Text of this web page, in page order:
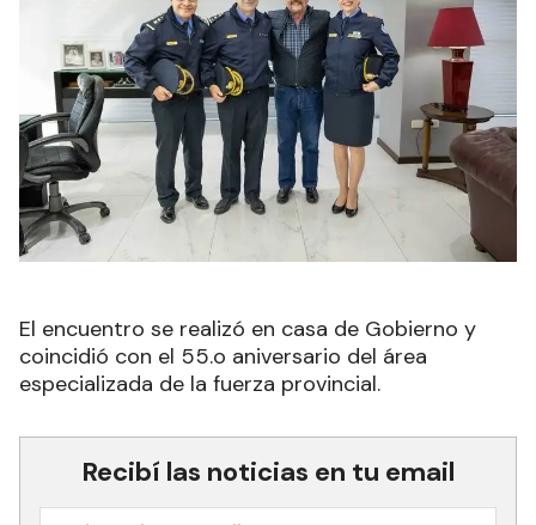
El encuentro se realizó en casa de Gobierno y
coincidió con el 55.o aniversario del área
especializada de la fuerza provincial.
Recibí las noticias en tu email